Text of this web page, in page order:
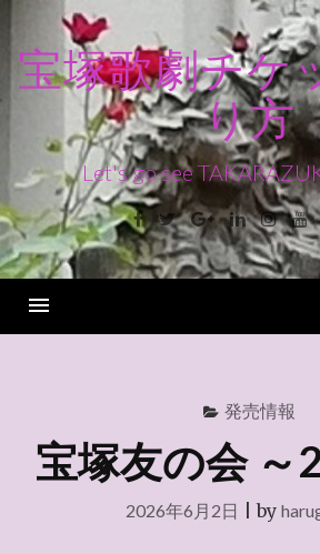
ン
ス
キ
ッ
宝塚歌劇チケ
り方
Let's go see
Facebook
TwitterGoogle+Linkedin
発売情報
宝塚友の会 ～
2026年6月2日 |by